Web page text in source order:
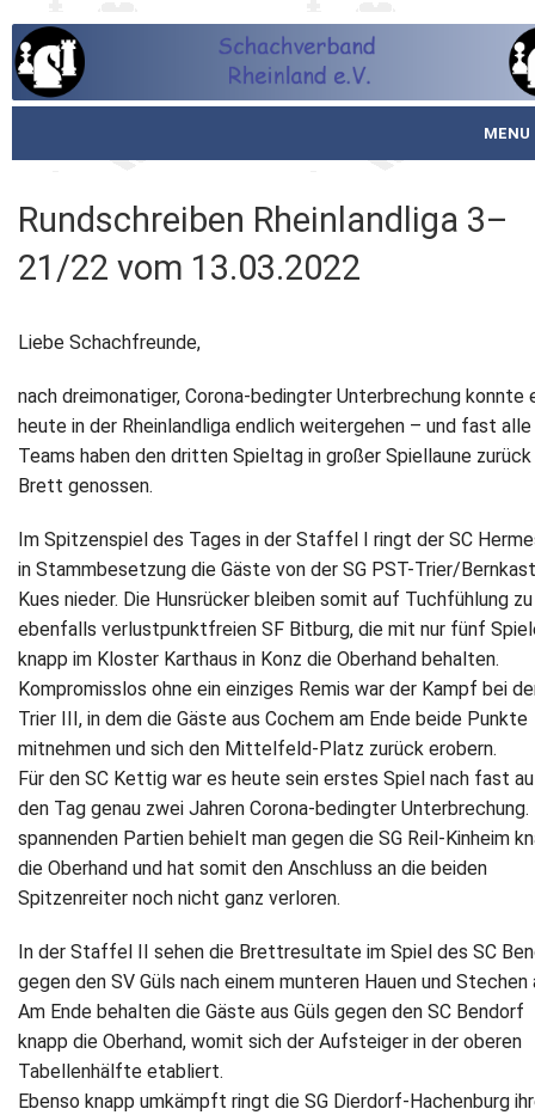
MENU
Schachjugend
Meistertafel
Fotos
Newsletter
Kontakt
Impressum
Datenschutz
Rundschreiben Rheinlandliga 3–
21/22 vom 13.03.2022
Liebe Schachfreunde,
nach dreimonatiger, Corona-bedingter Unterbrechung konnte
heute in der Rheinlandliga endlich weitergehen – und fast alle
Teams haben den dritten Spieltag in großer Spiellaune zurück
Brett genossen.
Im Spitzenspiel des Tages in der Staffel I ringt der SC
in Stammbesetzung die Gäste von der SG PST-Trier/
Kues nieder. Die Hunsrücker bleiben somit auf Tuchfühlung
ebenfalls verlustpunktfreien SF Bitburg, die mit nur fünf
knapp im Kloster Karthaus in Konz die Oberhand behalten.
Kompromisslos ohne ein einziges Remis war der Kampf bei
Trier III, in dem die Gäste aus Cochem am Ende beide Punkte
mitnehmen und sich den Mittelfeld-Platz zurück erobern.
Für den SC Kettig war es heute sein erstes Spiel nach fast
den Tag genau zwei Jahren Corona-bedingter Unterbrechung.
spannenden Partien behielt man gegen die SG Reil-Kinheim
die Oberhand und hat somit den Anschluss an die beiden
Spitzenreiter noch nicht ganz verloren.
In der Staffel II sehen die Brettresultate im Spiel des SC
gegen den SV Güls nach einem munteren Hauen und Stechen
Am Ende behalten die Gäste aus Güls gegen den SC Bendorf
knapp die Oberhand, womit sich der Aufsteiger in der oberen
Tabellenhälfte etabliert.
Ebenso knapp umkämpft ringt die SG Dierdorf-Hachenburg